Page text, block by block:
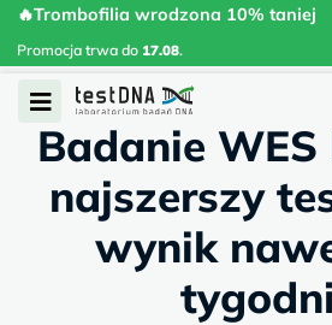
Skip
content
🔥Trombofilia wrodzona 10% taniej
Promocja trwa do 17.08.
🔥Trombofilia wrodzona 10% taniej
Open
Menu
testdna.pl
Badanie WES
najszerszy
wynik